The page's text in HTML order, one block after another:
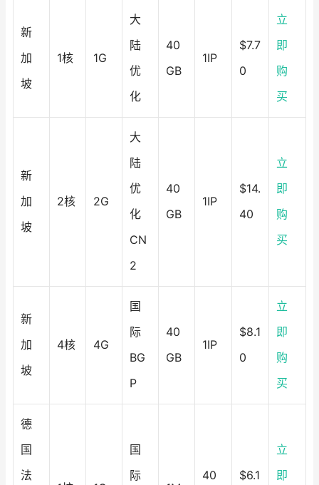
新
加
坡
1核 1G
大
陆
优
化
40
GB
1IP
$7.7
0
立
即
购
买
新
加
坡
2核 2G
大
陆
优
化
CN
2
40
GB
1IP
$14.
40
立
即
购
买
新
加
坡
4核 4G
国
际
BG
P
40
GB
1IP
$8.1
0
立
即
购
买
德
国
法
国
际
40
$6.1
立
即